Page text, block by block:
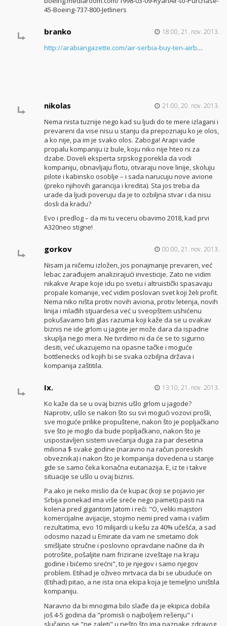
45-Boeing-737-800-Jetliners
branko 18:00, 21. nov. 2013.
http://arabiangazette.com/air-serbia-buy-ten-airb…
nikolas 21:00, 20. nov. 2013.
Nema nista tuznije nego kad su ljudi do te mere izlagani i
prevareni da vise nisu u stanju da prepoznaju ko je olos,
a ko nije, pa im je svako olos. Zaboga! Arapi vade
propalu kompaniju iz bule, koju niko nije hteo ni za
dzabe. Doveli eksperta srpskog porekla da vodi
kompaniju, obnavljaju flotu, otvaraju nove linije, skoluju
pilote i kabinsko osoblje – i sada narucuju nove avione
(preko njihovih garancija i kredita). Sta jos treba da
urade da ljudi poveruju da je to ozbiljna stvar i da nisu
dosli da kradu?
Evo i predlog – da mi tu veceru obavimo 2018, kad prvi
A320neo stigne!
gorkov 00:00, 21. nov. 2013.
Nisam ja ničemu izložen, jos ponajmanje prevaren, već
lebac zarađujem analizirajući investicije. Zato ne vidim
nikakve Arape koje idu po svetu i altruistički spasavaju
propale komanije, već vidim poslovan svet koji želi profit.
Nema niko ništa protiv novih aviona, protiv letenja, novih
linija i mlađih stjuardesa već u sveopštem ushićenu
pokušavamo biti glas razuma koji kaže da se u ovakav
biznis ne ide grlom u jagote jer može dara da ispadne
skuplja nego mera. Ne tvrdimo ni da će se to sigurno
desiti, već ukazujemo na opasne tačke i moguće
bottlenecks od kojih bi se svaka ozbiljna država i
kompanija zaštitila.
Ix. 13:10, 21. nov. 2013.
Ko kaže da se u ovaj biznis ušlo grlom u jagode?
Naprotiv, ušlo se nakon što su svi mogući vozovi prošli,
sve moguće prilike propuštene, nakon što je popljačkano
sve što je moglo da bude popljačkano, nakon što je
uspostavljen sistem uvećanja duga za par desetina
miliona $ svake godine (naravno na račun poreskih
obveznika) i nakon što je kompanija dovedena u stanje
gde se samo čeka konačna eutanazija. E, iz te i takve
situacije se ušlo u ovaj biznis.
Pa ako je neko mislio da će kupac (koji se pojavio jer
Srbija ponekad ima više sreće nego pameti) pasti na
kolena pred gigantom Jatom i reći: "O, veliki majstori
komercijalne avijacije, stojimo nemi pred vama i vašim
rezultatima, evo 10 milijardi u kešu za 40% učešća, a sad
odosmo nazad u Emirate da vam ne smetamo dok
smišljate stručne i poslovno opravdane načine da ih
potrošite, pošaljite nam frizirane izveštaje na kraju
godine i bićemo srećni", to je njegov i samo njegov
problem. Etihad je oživeo mrtvaca da bi se ubuduće on
(Etihad) pitao, a ne ista ona ekipa koja je temeljno uništila
kompaniju.
Naravno da bi mnogima bilo slađe da je ekipica dobila
još 4-5 godina da "promisli o najboljem rešenju" i
slučajno se "ne zaleti" u nešto što ima naznake zdravog